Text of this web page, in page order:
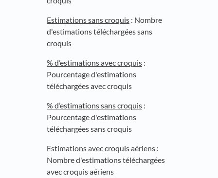
Estimations sans croquis : Nombre
d'estimations téléchargées sans
croquis
% d’estimations avec croquis :
Pourcentage d'estimations
téléchargées avec croquis
% d’estimations sans croquis :
Pourcentage d'estimations
téléchargées sans croquis
Estimations avec croquis aériens :
Nombre d'estimations téléchargées
avec croquis aériens